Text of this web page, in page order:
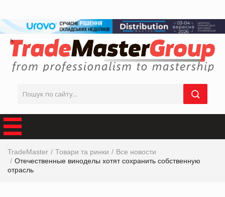
TradeMaster Товари та ринки
Все новости
Отечественные виноделы хотят сохранить собственную
отрасль